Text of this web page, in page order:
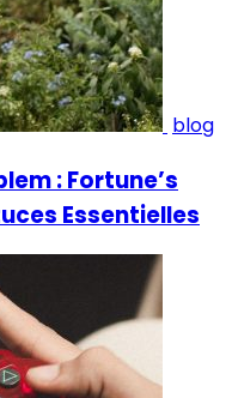
blog
: Fortune’s
Essentielles